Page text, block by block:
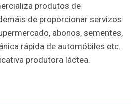
produtos de
de proporcionar servizos
abonos, sementes,
rápida de automóbiles etc.
produtora láctea.